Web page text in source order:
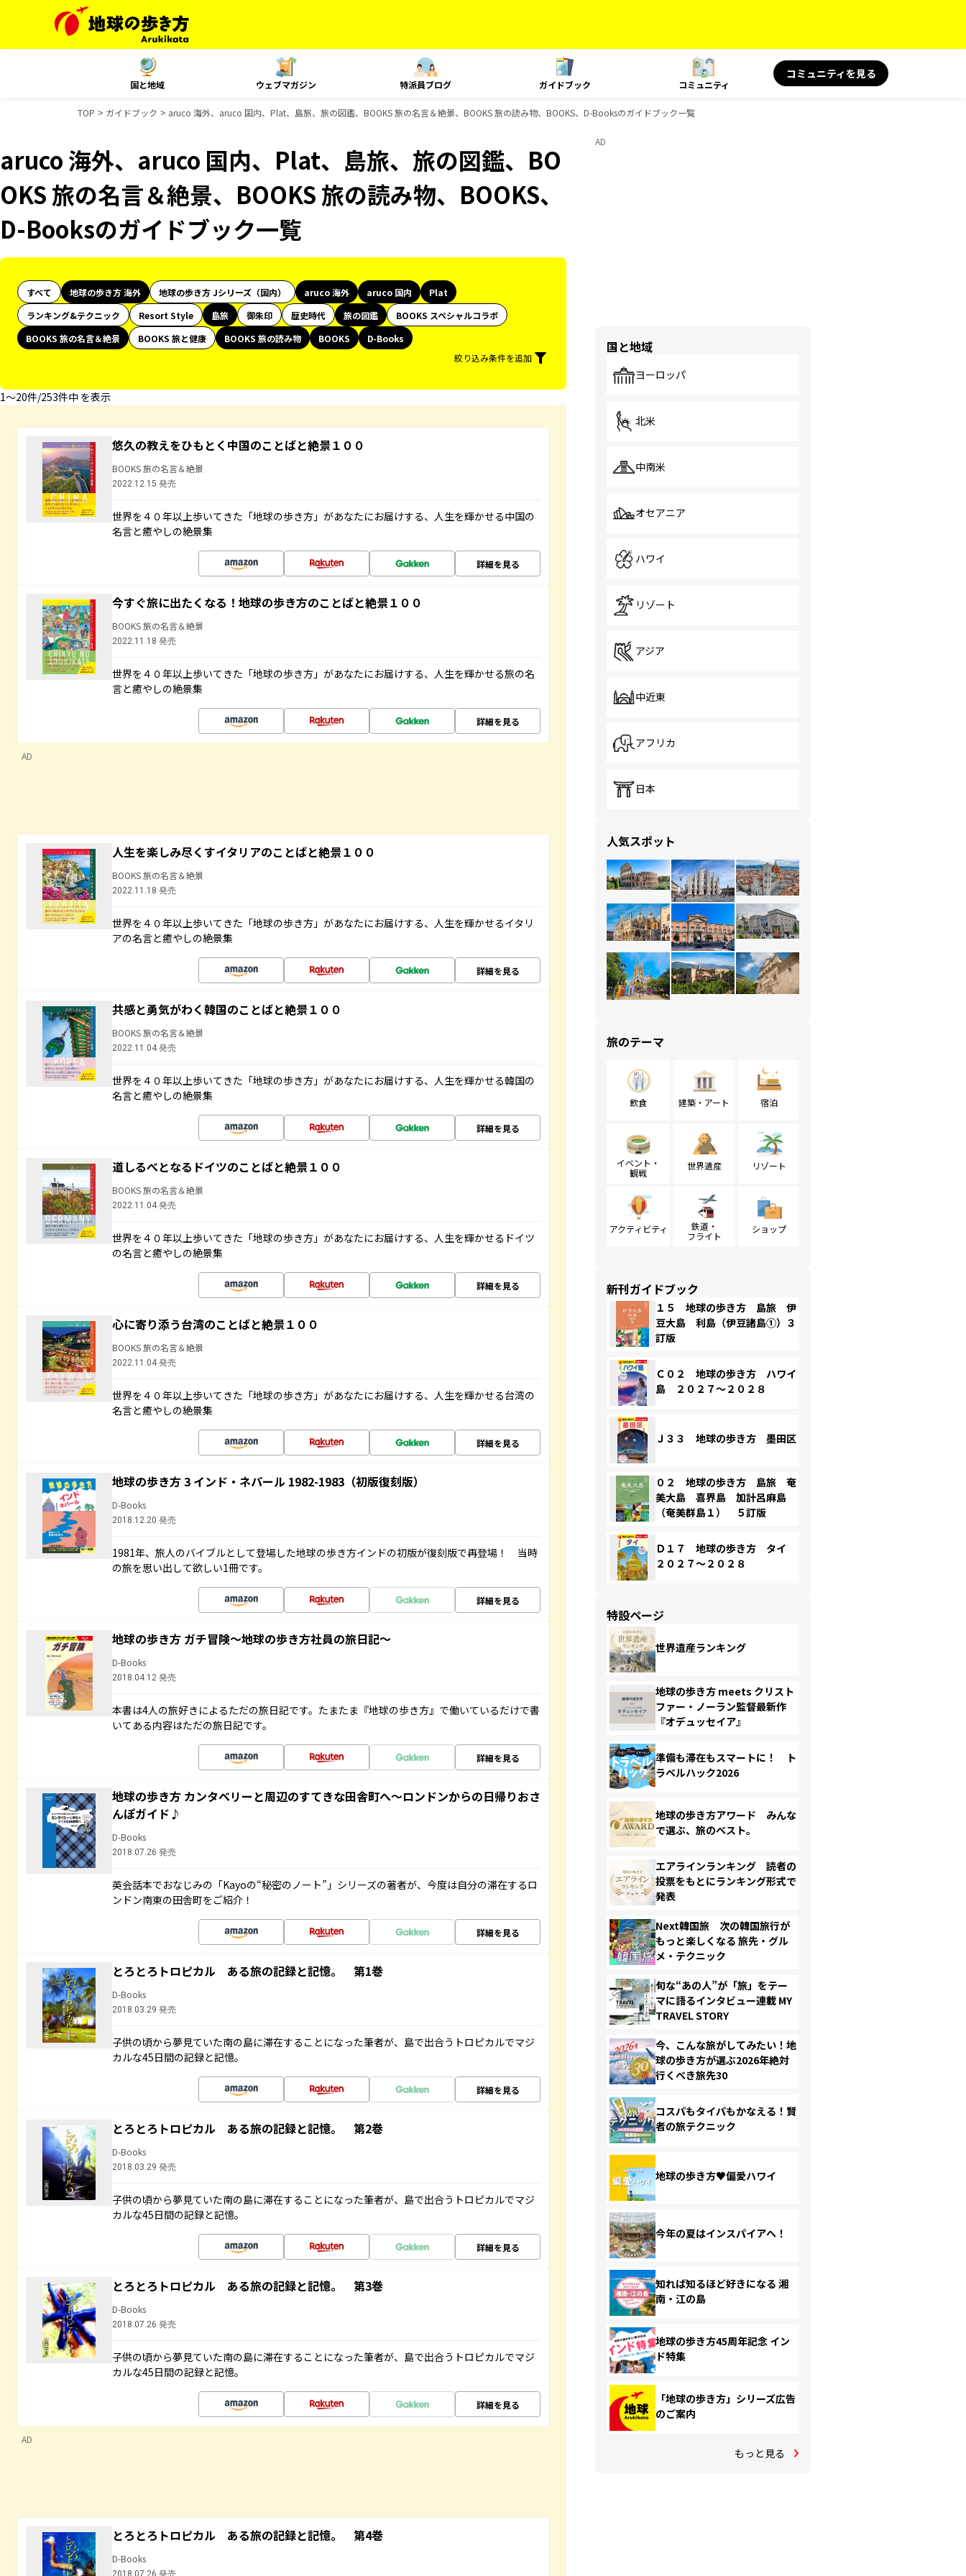
国と地域 ウェブマガジン 特派員ブログ ガイドブック コミュニティ
コミュニティを見る
TOP ガイドブック aruco 海外、aruco 国内、Plat、島旅、旅の図鑑、BOOKS 旅の名言＆絶景、BOOKS 旅の読み物、BOOKS、D-Booksのガイドブック一覧
aruco 海外、aruco 国内、Plat、島旅、旅の図鑑、BO
OKS 旅の名言＆絶景、BOOKS 旅の読み物、BOOKS、
D-Booksのガイドブック一覧
すべて 地球の歩き方 海外 地球の歩き方 Jシリーズ（国内） aruco 海外 aruco 国内
Plat
ランキング&テクニック
Resort Style 島旅 御朱印 歴史時代 旅の図鑑
BOOKS スペシャルコラボ
BOOKS 旅の名言＆絶景
BOOKS 旅と健康 BOOKS 旅の読み物 BOOKS
D-Books
絞り込み条件を追加
1〜20件/253件中 を表示
悠久の教えをひもとく中国のことばと絶景１００
BOOKS 旅の名言＆絶景
2022.12.15 発売
世界を４０年以上歩いてきた「地球の歩き方」があなたにお届けする、人生を輝かせる中国の
名言と癒やしの絶景集
詳細を見る
今すぐ旅に出たくなる！地球の歩き方のことばと絶景１００
BOOKS 旅の名言＆絶景
2022.11.18 発売
世界を４０年以上歩いてきた「地球の歩き方」があなたにお届けする、人生を輝かせる旅の名
言と癒やしの絶景集
詳細を見る
AD
人生を楽しみ尽くすイタリアのことばと絶景１００
BOOKS 旅の名言＆絶景
2022.11.18 発売
世界を４０年以上歩いてきた「地球の歩き方」があなたにお届けする、人生を輝かせるイタリ
アの名言と癒やしの絶景集
詳細を見る
共感と勇気がわく韓国のことばと絶景１００
BOOKS 旅の名言＆絶景
2022.11.04 発売
世界を４０年以上歩いてきた「地球の歩き方」があなたにお届けする、人生を輝かせる韓国の
名言と癒やしの絶景集
詳細を見る
道しるべとなるドイツのことばと絶景１００
BOOKS 旅の名言＆絶景
2022.11.04 発売
世界を４０年以上歩いてきた「地球の歩き方」があなたにお届けする、人生を輝かせるドイツ
の名言と癒やしの絶景集
詳細を見る
心に寄り添う台湾のことばと絶景１００
BOOKS 旅の名言＆絶景
2022.11.04 発売
世界を４０年以上歩いてきた「地球の歩き方」があなたにお届けする、人生を輝かせる台湾の
名言と癒やしの絶景集
詳細を見る
地球の歩き方 3 インド・ネパール 1982-1983（初版復刻版）
D-Books
2018.12.20 発売
1981年、旅人のバイブルとして登場した地球の歩き方インドの初版が復刻版で再登場！ 当時
の旅を思い出して欲しい1冊です。
詳細を見る
地球の歩き方 ガチ冒険～地球の歩き方社員の旅日記～
D-Books
2018.04.12 発売
本書は4人の旅好きによるただの旅日記です。たまたま『地球の歩き方』で働いているだけで書
いてある内容はただの旅日記です。
詳細を見る
地球の歩き方 カンタベリーと周辺のすてきな田舎町へ～ロンドンからの日帰りおさ
んぽガイド♪
D-Books
2018.07.26 発売
英会話本でおなじみの「Kayoの“秘密のノート”」シリーズの著者が、今度は自分の滞在するロ
ンドン南東の田舎町をご紹介！
詳細を見る
とろとろトロピカル ある旅の記録と記憶。 第1巻
D-Books
2018.03.29 発売
子供の頃から夢見ていた南の島に滞在することになった筆者が、島で出合うトロピカルでマジ
カルな45日間の記録と記憶。
詳細を見る
とろとろトロピカル ある旅の記録と記憶。 第2巻
D-Books
2018.03.29 発売
子供の頃から夢見ていた南の島に滞在することになった筆者が、島で出合うトロピカルでマジ
カルな45日間の記録と記憶。
詳細を見る
とろとろトロピカル ある旅の記録と記憶。 第3巻
D-Books
2018.07.26 発売
子供の頃から夢見ていた南の島に滞在することになった筆者が、島で出合うトロピカルでマジ
カルな45日間の記録と記憶。
詳細を見る
AD
とろとろトロピカル ある旅の記録と記憶。 第4巻
D-Books
2018.07.26 発売
AD
国と地域
ヨーロッパ
北米
中南米
オセアニア
ハワイ
リゾート
アジア
中近東
アフリカ
日本
人気スポット
旅のテーマ
飲食 建築・アート 宿泊
イベント・
観戦
世界遺産 リゾート
アクティビティ
鉄道・
フライト
ショップ
新刊ガイドブック
１５ 地球の歩き方 島旅 伊
豆大島 利島（伊豆諸島①）３
訂版
Ｃ０２ 地球の歩き方 ハワイ
島 ２０２７～２０２８
Ｊ３３ 地球の歩き方 墨田区
０２ 地球の歩き方 島旅 奄
美大島 喜界島 加計呂麻島
（奄美群島１） ５訂版
Ｄ１７ 地球の歩き方 タイ
２０２７～２０２８
特設ページ
世界遺産ランキング
地球の歩き方 meets クリスト
ファー・ノーラン監督最新作
『オデュッセイア』
準備も滞在もスマートに！ ト
ラベルハック2026
地球の歩き方アワード みんな
で選ぶ、旅のベスト。
エアラインランキング 読者の
投票をもとにランキング形式で
発表
Next韓国旅 次の韓国旅行が
もっと楽しくなる 旅先・グル
メ・テクニック
旬な“あの人”が「旅」をテー
マに語るインタビュー連載 MY
TRAVEL STORY
今、こんな旅がしてみたい！地
球の歩き方が選ぶ2026年絶対
行くべき旅先30
コスパもタイパもかなえる！賢
者の旅テクニック
地球の歩き方♥偏愛ハワイ
今年の夏はインスパイアへ！
知れば知るほど好きになる 湘
南・江の島
地球の歩き方45周年記念 イン
ド特集
「地球の歩き方」シリーズ広告
のご案内
もっと見る